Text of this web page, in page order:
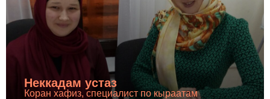
Неккадам устаз
Коран хафиз, специалист по кыраатам